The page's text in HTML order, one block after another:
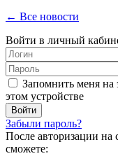
← Все новости
Войти в личный
Запомнить меня на
этом устройстве
Забыли пароль?
После авторизации
сможете: